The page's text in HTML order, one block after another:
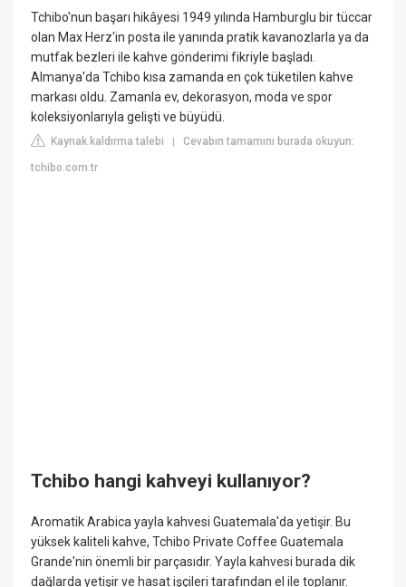
Tchibo'nun başarı hikâyesi 1949 yılında Hamburglu bir tüccar
olan Max Herz'in posta ile yanında pratik kavanozlarla ya da
mutfak bezleri ile kahve gönderimi fikriyle başladı.
Almanya'da Tchibo kısa zamanda en çok tüketilen kahve
markası oldu. Zamanla ev, dekorasyon, moda ve spor
koleksiyonlarıyla gelişti ve büyüdü.
Kaynak kaldırma talebi |Cevabın tamamını burada okuyun:
tchibo.com.tr
Tchibo hangi kahveyi kullanıyor?
Aromatik Arabica yayla kahvesi Guatemala'da yetişir. Bu
yüksek kaliteli kahve, Tchibo Private Coffee Guatemala
Grande'nin önemli bir parçasıdır. Yayla kahvesi burada dik
dağlarda yetişir ve hasat işçileri tarafından el ile toplanır.